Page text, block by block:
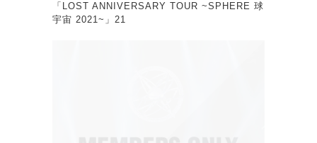
「LOST ANNIVERSARY TOUR ~SPHERE 球
宇宙 2021~」21